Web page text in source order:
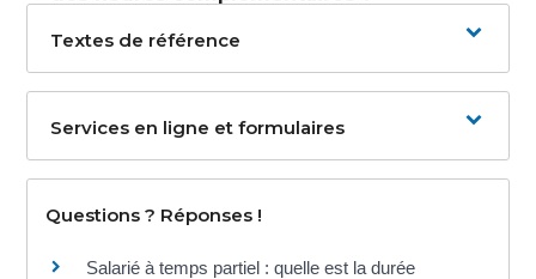
Textes de référence
Services en ligne et formulaires
Questions ? Réponses !
Salarié à temps partiel : quelle est la durée